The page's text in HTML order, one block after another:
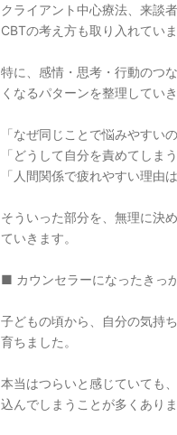
クライアント中心療法、来談
CBTの考え方も取り入れていま
特に、感情・思考・行動のつ
くなるパターンを整理していき
「なぜ同じことで悩みやすいの
「どうして自分を責めてしまう
「人間関係で疲れやすい理由は
そういった部分を、無理に決
ていきます。
■ カウンセラーになったきっ
子どもの頃から、自分の気持
育ちました。
本当はつらいと感じていても
込んでしまうことが多くありま